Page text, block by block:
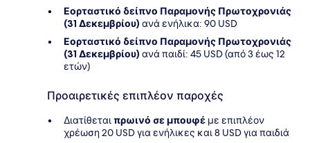
Εορταστικό δείπνο Παραμονής Πρωτοχρονιάς
(31 Δεκεμβρίου) ανά ενήλικα: 90 USD
Εορταστικό δείπνο Παραμονής Πρωτοχρονιάς
(31 Δεκεμβρίου) ανά παιδί: 45 USD (από 3 έως 12
ετών)
Προαιρετικές επιπλέον παροχές
Διατίθεταιπρωινό σε μπουφέ με επιπλέον
χρέωση 20 USD για ενήλικες και 8 USD για παιδιά